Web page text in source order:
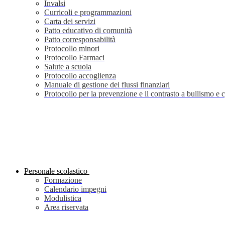
Invalsi
Curricoli e programmazioni
Carta dei servizi
Patto educativo di comunità
Patto corresponsabilità
Protocollo minori
Protocollo Farmaci
Salute a scuola
Protocollo accoglienza
Manuale di gestione dei flussi finanziari
Protocollo per la prevenzione e il contrasto a bullismo e
Personale scolastico
Formazione
Calendario impegni
Modulistica
Area riservata